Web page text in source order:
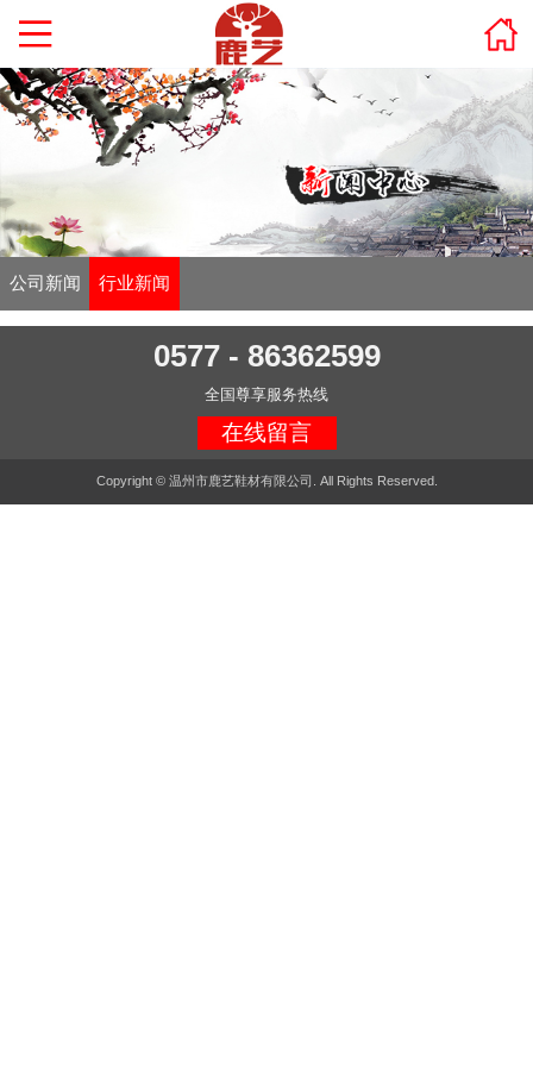
公司新闻 行业新闻
0577 - 86362599
全国尊享服务热线
在线留言
Copyright © 温州市鹿艺鞋材有限公司. All Rights Reserved.